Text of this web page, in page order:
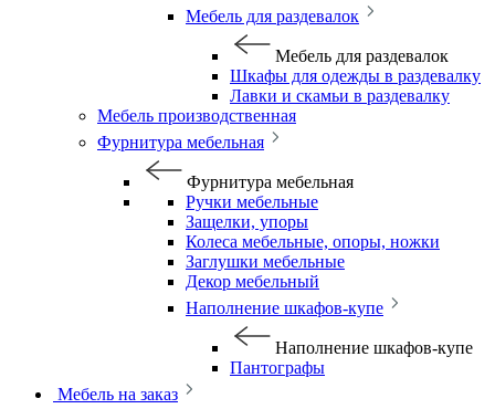
Мебель для раздевалок
Мебель для раздевалок
Шкафы для одежды в раздевалку
Лавки и скамьи в раздевалку
Мебель производственная
Фурнитура мебельная
Фурнитура мебельная
Ручки мебельные
Защелки, упоры
Колеса мебельные, опоры, ножки
Заглушки мебельные
Декор мебельный
Наполнение шкафов-купе
Наполнение шкафов-купе
Пантографы
Мебель на заказ